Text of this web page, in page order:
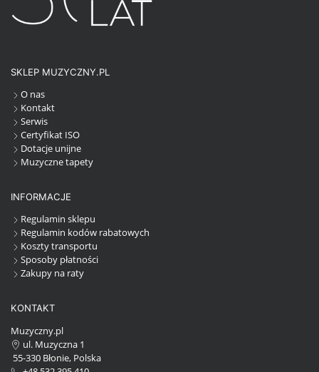
SKLEP MUZYCZNY.PL
O nas
Kontakt
Serwis
Certyfikat ISO
Dotacje unijne
Muzyczne tapety
INFORMACJE
Regulamin sklepu
Regulamin kodów rabatowych
Koszty transportu
Sposoby płatności
Zakupy na raty
KONTAKT
Muzyczny.pl
ul. Muzyczna 1
55-330 Błonie, Polska